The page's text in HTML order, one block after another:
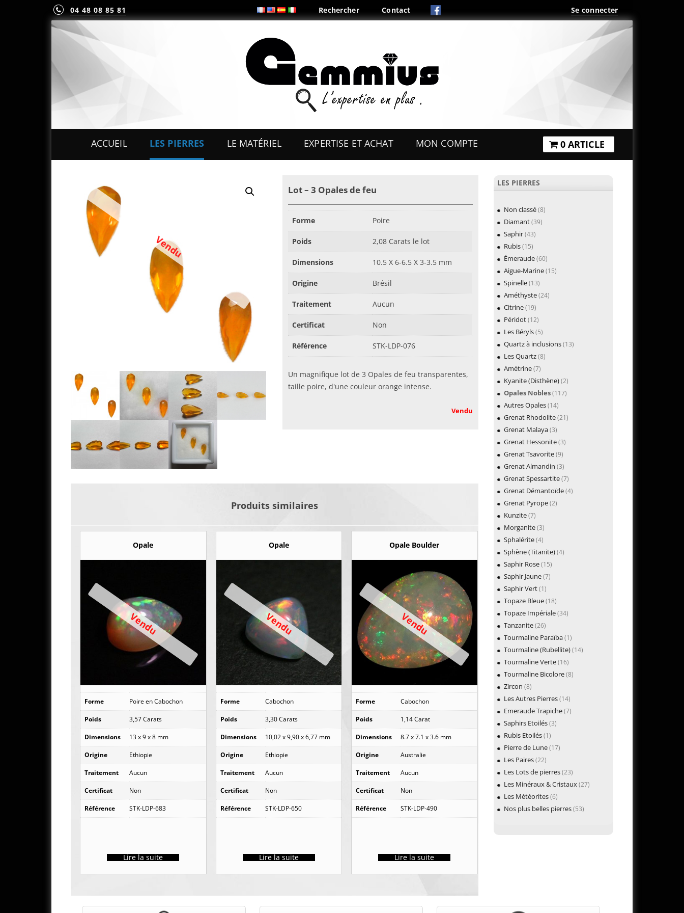
04 48 08 85 81 Rechercher Contact Se connecter
au
contenu
ACCUEIL LES PIERRES LE MATÉRIEL
COFFRETS & PRÉSENTOIRS
EXPERTISE ET ACHAT MON COMPTE 0 ARTICLE
Vendu
Lot – 3 Opales de feu
Forme Poire
Poids 2,08 Carats le lot
Dimensions 10.5 X 6-6.5 X 3-3.5 mm
Origine Brésil
Traitement Aucun
Certificat Non
Référence STK-LDP-076
Un magnifique lot de 3 Opales de feu transparentes,
taille poire, d'une couleur orange intense.
Vendu
Produits similaires
Opale
Vendu
Forme Poire en Cabochon
Poids 3,57 Carats
Dimensions 13 x 9 x 8 mm
Origine Ethiopie
Traitement Aucun
Certificat Non
Référence STK-LDP-683
Lire la suite
Opale
Vendu
Forme Cabochon
Poids 3,30 Carats
Dimensions 10,02 x 9,90 x 6,77 mm
Origine Ethiopie
Traitement Aucun
Certificat Non
Référence STK-LDP-650
Lire la suite
Opale Boulder
Vendu
Forme Cabochon
Poids 1,14 Carat
Dimensions 8.7 x 7.1 x 3.6 mm
Origine Australie
Traitement Aucun
Certificat Non
Référence STK-LDP-490
Lire la suite
LES PIERRES
Non classé(8)
Diamant(39)
Saphir(43)
Rubis(15)
Émeraude(60)
Aigue-Marine(15)
Spinelle(13)
Améthyste(24)
Citrine(19)
Péridot(12)
Les Béryls(5)
Quartz à inclusions(13)
Les Quartz(8)
Amétrine(7)
Kyanite (Disthène)(2)
Opales Nobles(117)
Autres Opales(14)
Grenat Rhodolite(21)
Grenat Malaya(3)
Grenat Hessonite(3)
Grenat Tsavorite(9)
Grenat Almandin (3)
Grenat Spessartite(7)
Grenat Démantoïde(4)
Grenat Pyrope(2)
Kunzite(7)
Morganite(3)
Sphalérite(4)
Sphène (Titanite)(4)
Saphir Rose(15)
Saphir Jaune(7)
Saphir Vert(1)
Topaze Bleue(18)
Topaze Impériale(34)
Tanzanite(26)
Tourmaline Paraïba(1)
Tourmaline (Rubellite)(14)
Tourmaline Verte(16)
Tourmaline Bicolore(8)
Zircon (8)
Les Autres Pierres(14)
Emeraude Trapiche(7)
Saphirs Etoilés(3)
Rubis Etoilés(1)
Pierre de Lune(17)
Les Paires(22)
Les Lots de pierres(23)
Les Minéraux & Cristaux(27)
Les Météorites(6)
Nos plus belles pierres(53)